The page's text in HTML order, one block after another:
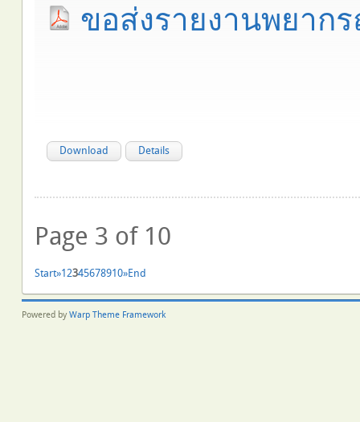
ขอส่งรายงานพยาก
Download Details
Page 3 of 10
Start»1 2345678910»End
Powered by Warp Theme Framework